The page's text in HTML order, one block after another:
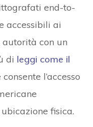
end-to-
accessibili ai
con un
di leggi come il
consente l’accesso
fisica.